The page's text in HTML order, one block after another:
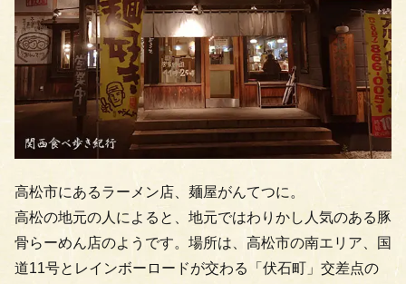
高松市にあるラーメン店、麺屋がんてつに。
高松の地元の人によると、地元ではわりかし人気のある豚
骨らーめん店のようです。場所は、高松市の南エリア、国
道11号とレインボーロードが交わる「伏石町」交差点の